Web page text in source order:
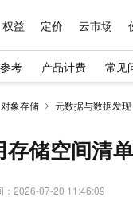
权益 定价 云市场
考 产品计费 常见
对象存储 元数据与数据发现
存储空间清单
2026-07-20 11:46:09
台
应用平台
能、安全可靠的大模型服务
案
产品，直接交付可用成果
/年起，超值低价云产品抢先购
奖励，单订单最高返9万
定价详情
理
本
伴
合作计划
阿里云